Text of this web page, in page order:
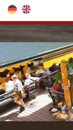
direkt zur Navigation
direkt zum Inhalt